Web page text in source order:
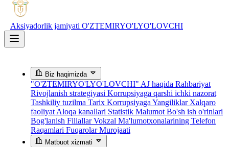
Aksiyadorlik jamiyati O'ZTEMIRYO'LYO'LOVCHI
Biz haqimizda
"O'ZTEMIRYO'LYO'LOVCHI" AJ haqida Rahbariyat
Rivojlanish strategiyasi Korrupsiyaga qarshi ichki nazorat
Tashkiliy tuzilma Tarix Korrupsiyaga Yangiliklar Xalqaro
faoliyat Aloqa kanallari Statistik Malumot Bo'sh ish o'rinlari
Bog'lanish FiliallarVokzal Ma'lumotxonalarining Telefon
Raqamlari Fuqarolar Murojaati
Matbuot xizmati